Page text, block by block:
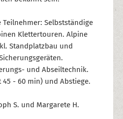
Selbstständige
Klettertouren. Alpine
Standplatzbau und
und Abseiltechnik.
- 60 min) und Abstiege.
S. und Margarete H.